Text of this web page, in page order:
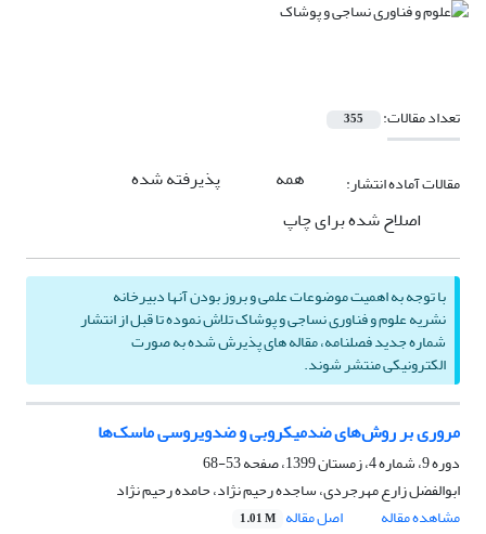
تعداد مقالات: 355
مقالات آماده انتشار: همه
پذیرفته شده
اصلاح شده برای چاپ
با توجه به اهمیت موضوعات علمی و بروز بودن آنها دبیرخانه
نشریه علوم و فناوری نساجی و پوشاک تلاش نموده تا قبل از انتشار
شماره جدید فصلنامه، مقاله های پذیرش شده به صورت
الکترونیکی منتشر شوند.
مروری بر روش‌های ضدمیکروبی و ضدویروسی ماسک‌ها
دوره 9، شماره 4، زمستان 1399، صفحه
53-68
ابوالفضل زارع مهرجردی، ساجده رحیم نژاد، حامده رحیم نژاد
مشاهده مقاله
اصل مقاله 1.01 M